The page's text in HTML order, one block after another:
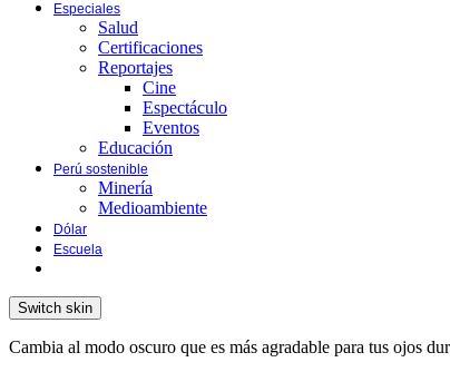
Especiales
Salud
Certificaciones
Reportajes
Cine
Espectáculo
Eventos
Educación
Perú sostenible
Minería
Medioambiente
Dólar
Escuela
Switch skin
Cambia al modo oscuro que es más agradable para tus ojos